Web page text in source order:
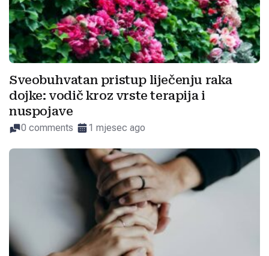
Sveobuhvatan pristup liječenju raka
dojke: vodič kroz vrste terapija i
nuspojave
0 comments 1 mjesec ago